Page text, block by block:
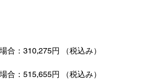
合：310,275円 （税込み）
合：515,655円 （税込み）